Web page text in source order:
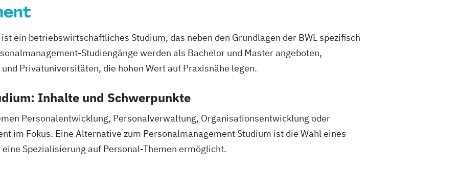
ein betriebswirtschaftliches Studium, das neben den Grundlagen der BWL spezifisch
Studiengänge werden als Bachelor und Master angeboten,
Privatuniversitäten, die hohen Wert auf Praxisnähe legen.
Inhalte und Schwerpunkte
Personalentwicklung, Personalverwaltung, Organisationsentwicklung oder
im Fokus. Eine Alternative zum Personalmanagement Studium ist die Wahl eines
Spezialisierung auf Personal-Themen ermöglicht.